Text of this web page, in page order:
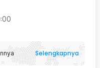
Selengkapnya